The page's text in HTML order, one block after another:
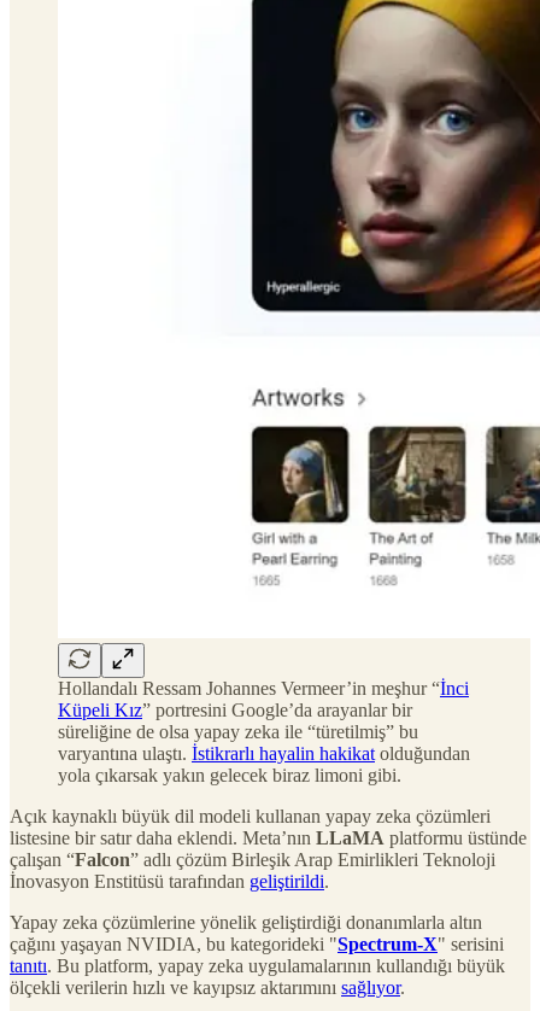
Hollandalı Ressam Johannes Vermeer’in meşhur “İnci
Küpeli Kız” portresini Google’da arayanlar bir
süreliğine de olsa yapay zeka ile “türetilmiş” bu
varyantına ulaştı. İstikrarlı hayalin hakikat olduğundan
yola çıkarsak yakın gelecek biraz limoni gibi.
Açık kaynaklı büyük dil modeli kullanan yapay zeka çözümleri
listesine bir satır daha eklendi. Meta’nın LLaMA platformu üstünde
çalışan “Falcon” adlı çözüm Birleşik Arap Emirlikleri Teknoloji
İnovasyon Enstitüsü tarafından geliştirildi.
Yapay zeka çözümlerine yönelik geliştirdiği donanımlarla altın
çağını yaşayan NVIDIA, bu kategorideki "Spectrum-X" serisini
tanıtı. Bu platform, yapay zeka uygulamalarının kullandığı büyük
ölçekli verilerin hızlı ve kayıpsız aktarımını sağlıyor.